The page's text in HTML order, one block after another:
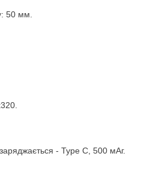
50 мм.
- Type C, 500 мАг.